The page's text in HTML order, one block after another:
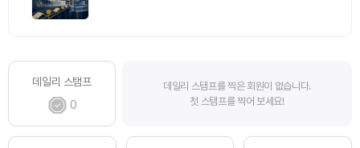
데일리 스탬프
0
데일리 스탬프를 찍은 회원이 없습니다.
첫 스탬프를 찍어 보세요!